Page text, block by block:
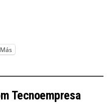
Más
Tecnoempresa